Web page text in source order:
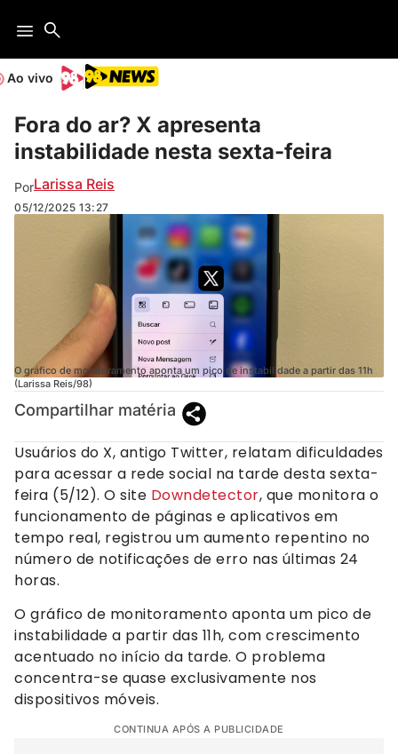
Ao vivo
Fora do ar? X apresenta
instabilidade nesta sexta-feira
PorLarissa Reis
05/12/2025 13:27
O gráfico de monitoramento aponta um pico de instabilidade a partir das 11h
(Larissa Reis/98)
Compartilhar matéria
Usuários do X, antigo Twitter, relatam dificuldades
para acessar a rede social na tarde desta sexta-
feira (5/12). O site Downdetector, que monitora o
funcionamento de páginas e aplicativos em
tempo real, registrou um aumento repentino no
número de notificações de erro nas últimas 24
horas.
O gráfico de monitoramento aponta um pico de
instabilidade a partir das 11h, com crescimento
acentuado no início da tarde. O problema
concentra-se quase exclusivamente nos
dispositivos móveis.
CONTINUA APÓS A PUBLICIDADE